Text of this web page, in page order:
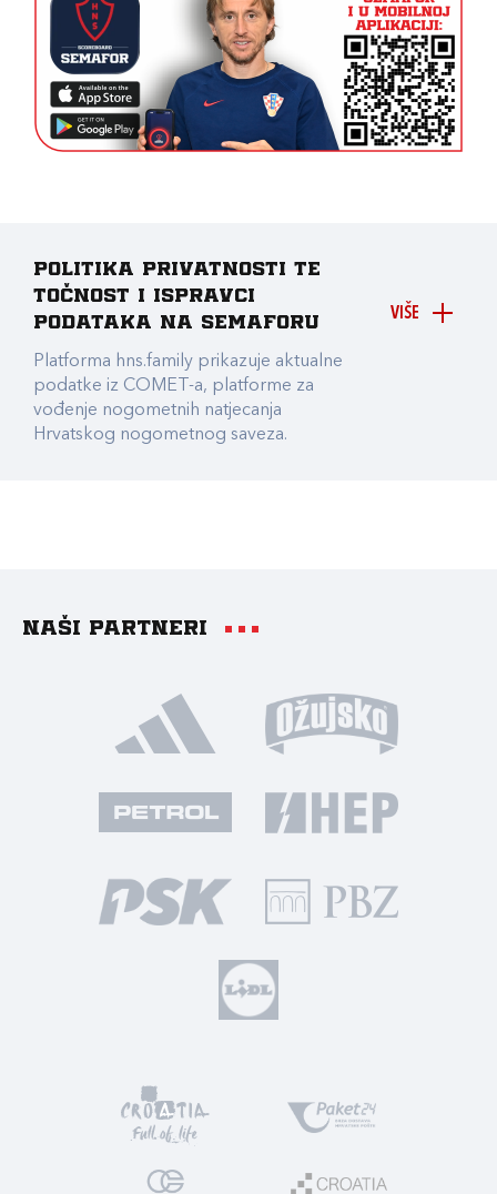
VIŠE
Politika privatnosti te
točnost i ispravci
podataka na Semaforu
Platforma hns.family prikazuje aktualne
podatke iz COMET-a, platforme za
vođenje nogometnih natjecanja
Hrvatskog nogometnog saveza.
Naši partneri